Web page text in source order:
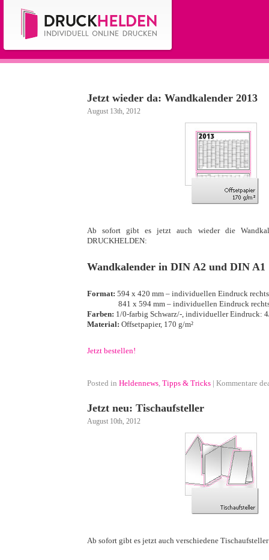
Jetzt wieder da: Wandkalender 2013
August 13th, 2012
Ab sofort gibt es jetzt auch wieder die
DRUCKHELDEN:
Wandkalender in DIN A2 und DIN A1
Format: 594 x 420 mm – individuellen Eindruck
841 x 594 mm – individuellen Eindruck
Farben: 1/0-farbig Schwarz/-, individueller Eindruck:
Material: Offsetpapier, 170 g/m²
Jetzt bestellen!
Posted in Heldennews, Tipps & Tricks | Kommentare
Jetzt neu: Tischaufsteller
August 10th, 2012
Ab sofort gibt es jetzt auch verschiedene